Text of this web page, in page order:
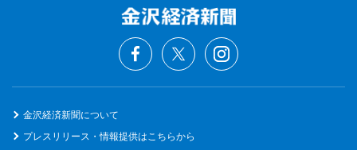
金沢経済新聞について
プレスリリース・情報提供はこちらから